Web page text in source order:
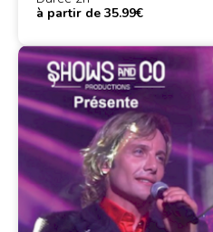
à partir de 35.99€